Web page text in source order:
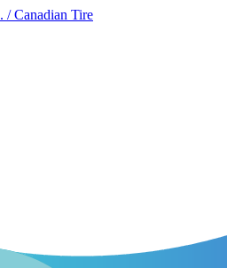
/ Canadian Tire